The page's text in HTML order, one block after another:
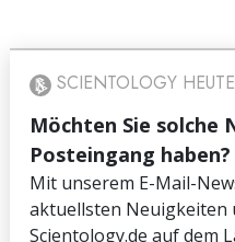
SCIENTOLOGY HEUTE
Möchten Sie solche
Posteingang haben?
Mit unserem E-Mail-
aktuellsten Neuigkeiten
Scientology.de auf dem